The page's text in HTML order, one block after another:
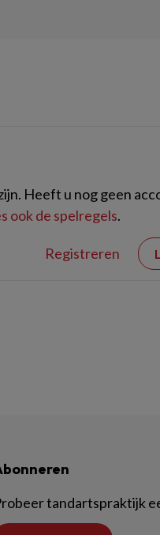
Heeft u nog geen
ook de spelregels.
Registreren
tandartspraktijk